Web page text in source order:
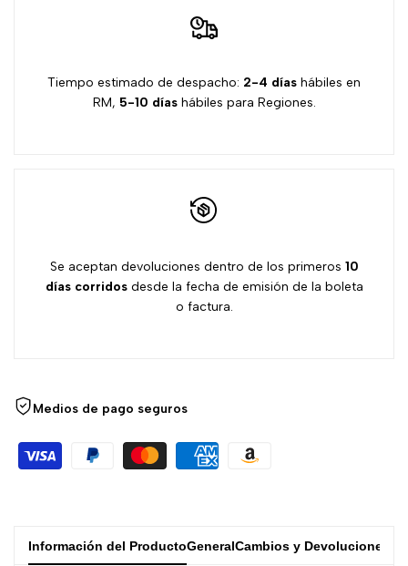
Tiempo estimado de despacho: 2-4 días hábiles en
RM, 5-10 díashábiles para Regiones.
Se aceptan devoluciones dentro de los primeros 10
días corridosdesde la fecha de emisión de la boleta
o factura.
Medios de pago seguros
Información del ProductoGeneralCambios y Devoluciones